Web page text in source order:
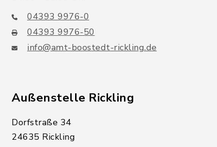
04393 9976-0
04393 9976-50
info@amt-boostedt-rickling.de
Außenstelle Rickling
Dorfstraße 34
24635 Rickling